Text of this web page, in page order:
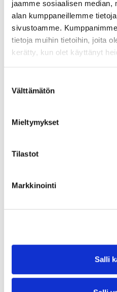
jaamme sosiaalisen median,
alan kumppaneillemme
sivustoamme.
tietoja muihin tietoihin, joita
kerätty, kun olet käyttänyt
valinta
Välttämätön
Mieltymykset
Tilastot
Markkinointi
Salli